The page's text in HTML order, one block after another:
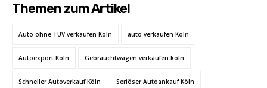
Themen zum Artikel
Auto ohne TÜV verkaufen Köln auto verkaufen Köln
Autoexport Köln Gebrauchtwagen verkaufen köln
Schneller Autoverkauf Köln Seriöser Autoankauf Köln